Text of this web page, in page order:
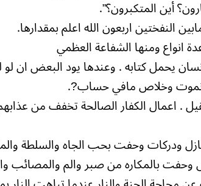
أين المتكبرون؟”.
النفختين اربعون الله اعلم بمقدارها.
انواع ومنها الشفاعة العظمي
يحمل كتابه . وعندها يود البعض ان
نموت وخلاص مافي حساب?.
. اعمال الكفار الصالحة تخفف من
ودركات وحفت بحب الجاه والسلطة
وحفت بالمكاره من صبر والم والمصائب